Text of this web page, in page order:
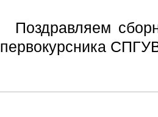
Поздравляем
первокурсника